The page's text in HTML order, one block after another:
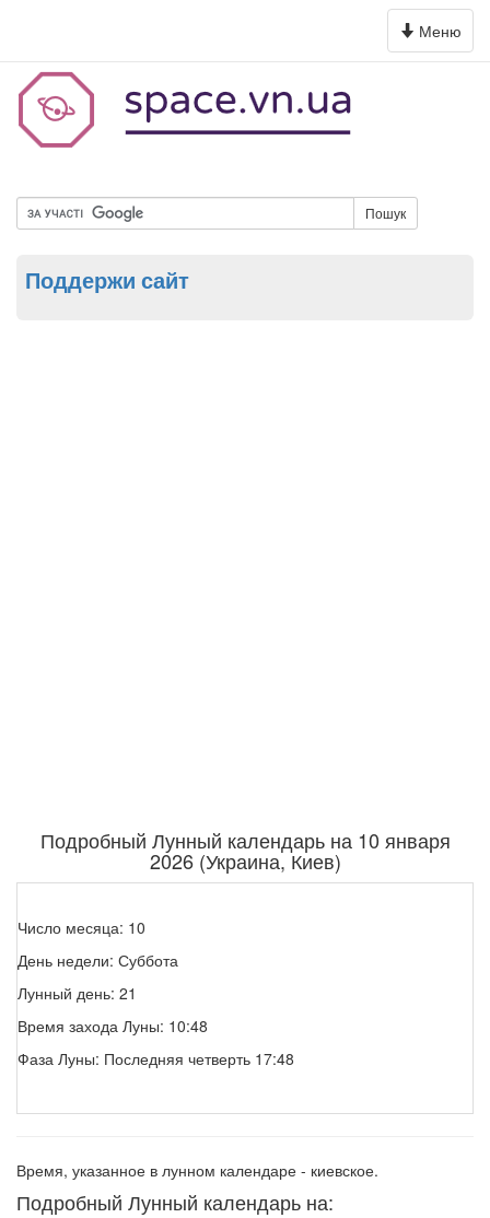
Toggle
navigation
Меню
Пошук
Поддержи сайт
Подробный Лунный календарь на 10 января
2026 (Украина, Киев)
Число месяца: 10
День недели: Суббота
Лунный день: 21
Время захода Луны: 10:48
Фаза Луны: Последняя четверть 17:48
Время, указанное в лунном календаре - киевское.
Подробный Лунный календарь на: